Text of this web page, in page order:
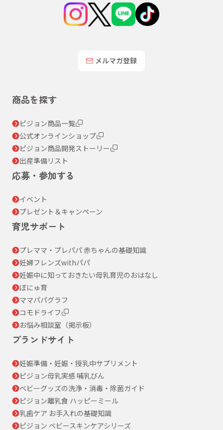
メルマガ登録
商品を探す
ピジョン商品一覧
公式オンラインショップ
ピジョン商品開発ストーリー
出産準備リスト
応募・参加する
イベント
プレゼント＆キャンペーン
育児サポート
プレママ・プレパパ 赤ちゃんの基礎知識
妊婦フレンズwithパパ
妊娠中に知っておきたい母乳育児のおはなし
ぼにゅ育
ママパパグラフ
コモドライフ
お悩み相談室（掲示板）
ブランドサイト
妊娠準備・妊娠・授乳中サプリメント
ピジョン母乳実感 哺乳びん
ベビーグッズの洗浄・消毒・除菌ガイド
ピジョン離乳食 ハッピーミール
乳歯ケア お手入れの基礎知識
ピジョン ベビースキンケアシリーズ